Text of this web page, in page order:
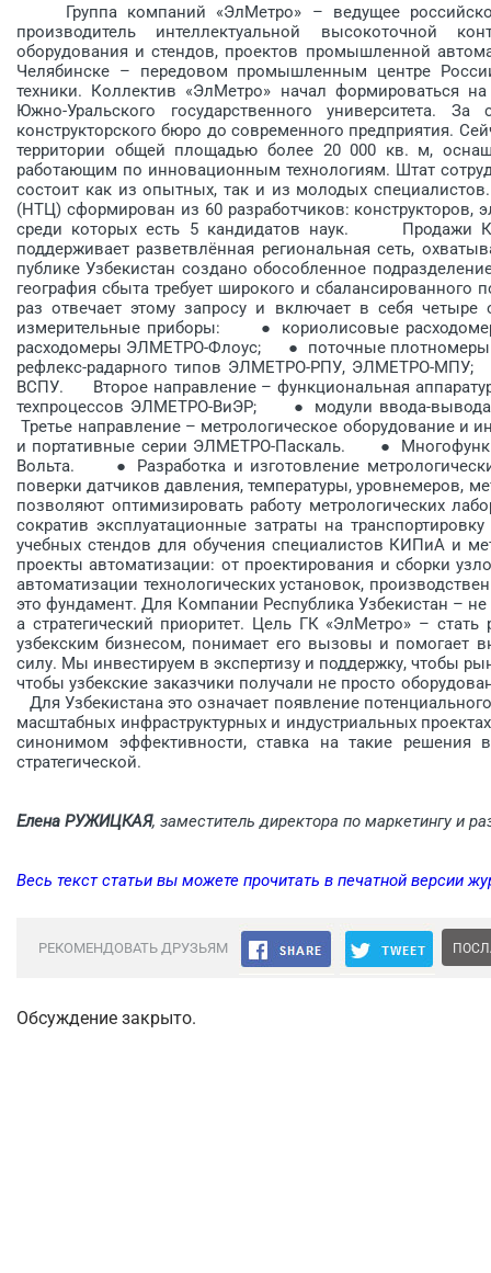
Группа компаний «ЭлМетро» – ведущее российское
производитель интеллектуальной высокоточной
оборудования и стендов, проектов промышленной
Челябинске – передовом промышленным центре
техники. Коллектив «ЭлМетро» начал формироваться на
Южно-Уральского государственного
конструкторского бюро до современного пред­приятия.
территории общей площадью более 20 000 кв. м,
работающим по инновационным технологиям. Штат
состоит как из опытных, так и из молодых
(НТЦ) сформирован из 60 разработчиков: конструкторов,
среди которых есть 5 кандидатов наук. Продажи
поддерживает разветвлённая региональная сеть,
публике Узбекистан создано обо­собленное
география сбыта требует широкого и
раз отвечает этому запросу и включает в себя
измерительные приборы: ● кориолисовые
расходомеры ЭЛМЕТРО-Флоус; ● поточные
рефлекс-радарного типов ЭЛМЕТРО-РПУ, ЭЛМЕТРО-
ВСПУ. Второе направление – функциональная
техпроцессов ЭЛМЕТРО-ВиЭР; ● модули ввода-
Третье направление – метрологическое оборудование
и портативные серии ЭЛМЕТРО-Паскаль. ●
Вольта. ● Разработка и изготовление
поверки датчиков давления, температуры, уровнемеров,
позволяют оптимизировать работу метрологических
сократив эксплуатационные затраты на
учебных стендов для обучения специалистов КИПиА и
проекты автоматизации: от проектирования и сборки
автоматизации технологических установок,
это фундамент. Для Компании Республика Узбекистан –
а стратегический приоритет. Цель ГК «ЭлМетро» –
узбекским бизнесом, понимает его вызовы и помогает
силу. Мы инвес­тируем в экспертизу и поддержку, чтобы
чтобы узбекские заказчики получали не просто
Для Узбекистана это означает появление
масштабных инфраструктурных и индустриальных
синонимом эффективности, ставка на такие решения
стратегической.
Елена РУЖИЦКАЯ, заместитель директора по маркетингу и
Весь текст статьи вы можете прочитать в печатной версии
РЕКОМЕНДОВАТЬ ДРУЗЬЯМ
Обсуждение закрыто.